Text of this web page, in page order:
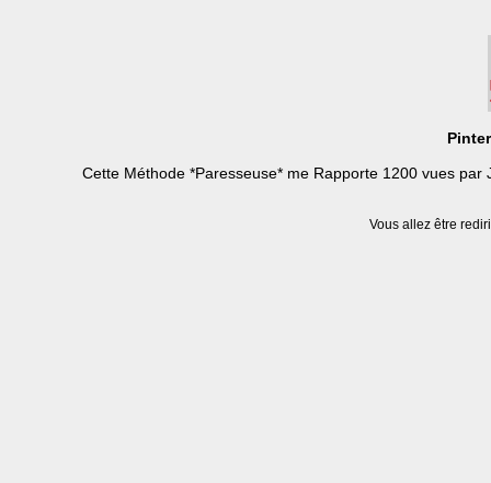
Cette Méthode *Paresseuse* me Rapporte 1200 vues
Vous allez être